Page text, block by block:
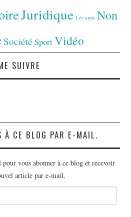
Juridique Les amis Non
Société SportVidéo
SUIVRE
À CE BLOG PAR E-MAIL.
pour vous abonner à ce blog et recevoir
article par e-mail.